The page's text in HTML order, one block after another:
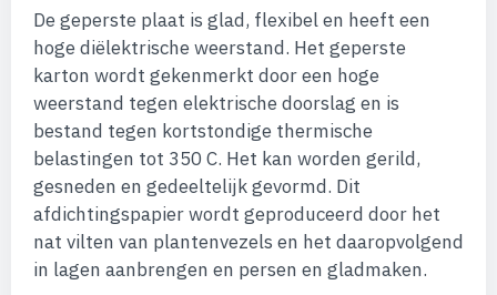
De geperste plaat is glad, flexibel en heeft een
hoge diëlektrische weerstand. Het geperste
karton wordt gekenmerkt door een hoge
weerstand tegen elektrische doorslag en is
bestand tegen kortstondige thermische
belastingen tot 350 C. Het kan worden gerild,
gesneden en gedeeltelijk gevormd. Dit
afdichtingspapier wordt geproduceerd door het
nat vilten van plantenvezels en het daaropvolgend
in lagen aanbrengen en persen en gladmaken.